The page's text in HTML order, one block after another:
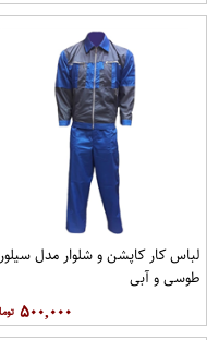
لباس کار کاپشن و شلوار مدل سیلور
طوسی و آبی
۵۰۰,۰۰۰